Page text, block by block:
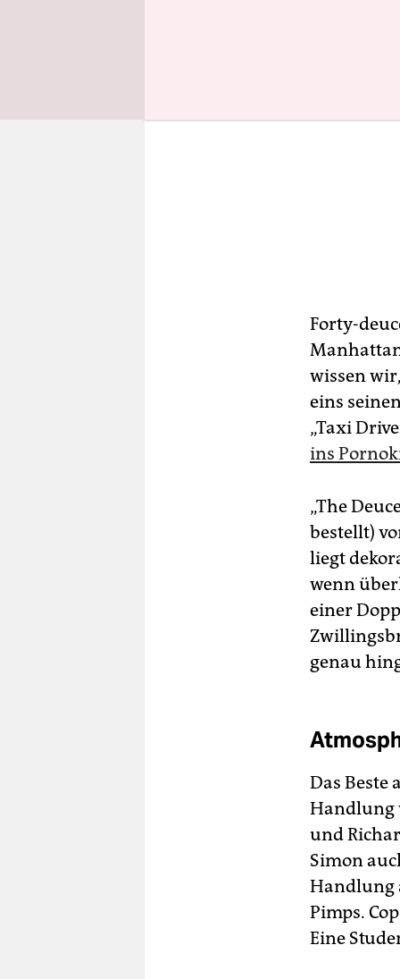
Forty-
wissen
eins
„Taxi
ins
„The
bestellt)
liegt
wenn
einer
genau
Das Beste
Handlung
und
Simon
Handlung
Pimps.
Eine